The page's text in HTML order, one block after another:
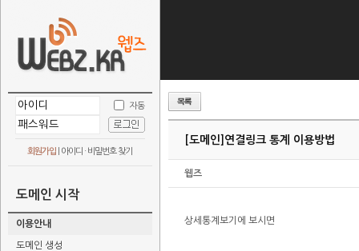
자동
회원가입 아이디 · 비밀번호 찾기
도메인 시작
이용안내
도메인 생성
[도메인] 연결링크 통계 이용방법
웹즈
상세통계보기에 보시면